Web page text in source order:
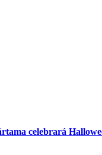
celebrará